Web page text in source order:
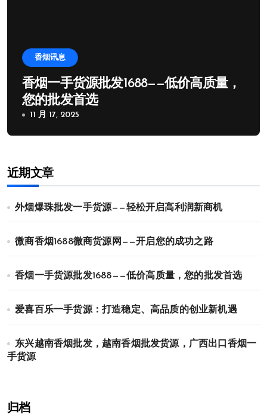
香烟讯息
香烟一手货源批发1688——低价高质量，
您的批发首选
11 月 17, 2025
近期文章
外烟爆珠批发一手货源——轻松开启高利润新商机
微商香烟1688微商货源网——开启您的成功之路
香烟一手货源批发1688——低价高质量，您的批发首选
爱喜百乐一手货源：打造稳定、高品质的创业新机遇
东兴越南香烟批发，越南香烟批发货源，广西出口香烟一
手货源
归档